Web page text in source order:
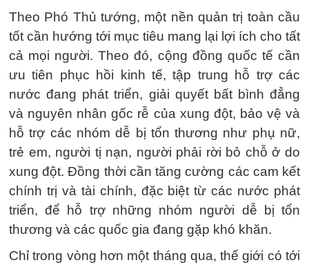
Theo Phó Thủ tướng, một nền quản trị toàn cầu
tốt cần hướng tới mục tiêu mang lại lợi ích cho tất
cả mọi người. Theo đó, cộng đồng quốc tế cần
ưu tiên phục hồi kinh tế, tập trung hỗ trợ các
nước đang phát triển, giải quyết bất bình đẳng
và nguyên nhân gốc rễ của xung đột, bảo vệ và
hỗ trợ các nhóm dễ bị tổn thương như phụ nữ,
trẻ em, người tị nạn, người phải rời bỏ chỗ ở do
xung đột. Đồng thời cần tăng cường các cam kết
chính trị và tài chính, đặc biệt từ các nước phát
triển, để hỗ trợ những nhóm người dễ bị tổn
thương và các quốc gia đang gặp khó khăn.
Chỉ trong vòng hơn một tháng qua, thế giới có tới